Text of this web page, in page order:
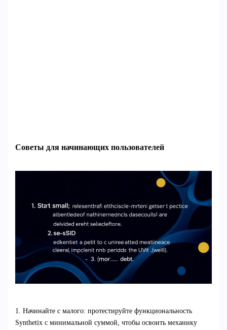
Советы для начинающих пользователей
1. Начинайте с малого: протестируйте функциональность
Synthetix с минимальной суммой, чтобы освоить механику